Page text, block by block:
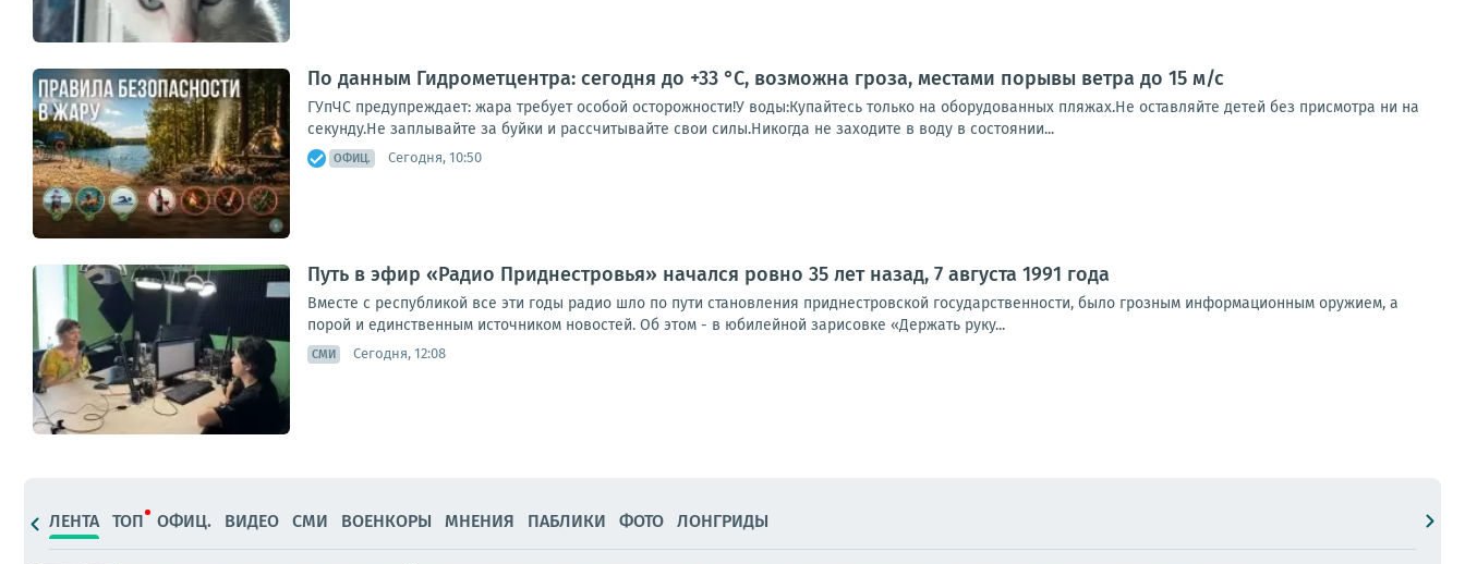
По данным Гидрометцентра: сегодня до +33 °C, возможна гроза, местами порывы ветра до 15 м/с
ГУпЧС предупреждает: жара требует особой осторожности!У воды:Купайтесь только на оборудованных пляжах.Не оставляйте детей без присмотра ни на
секунду.Не заплывайте за буйки и рассчитывайте свои силы.Никогда не заходите в воду в состоянии...
ОФИЦ. Сегодня, 10:50
Путь в эфир «Радио Приднестровья» начался ровно 35 лет назад, 7 августа 1991 года
Вместе с республикой все эти годы радио шло по пути становления приднестровской государственности, было грозным информационным оружием, а
порой и единственным источником новостей. Об этом - в юбилейной зарисовке «Держать руку...
СМИ Сегодня, 12:08
ЛЕНТА ТОП ОФИЦ. ВИДЕО СМИ ВОЕНКОРЫ МНЕНИЯ ПАБЛИКИ ФОТО ЛОНГРИДЫ